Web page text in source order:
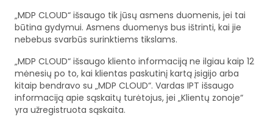
„MDP CLOUD“ išsaugo tik jūsų asmens duomenis, jei tai
būtina gydymui. Asmens duomenys bus ištrinti, kai jie
nebebus svarbūs surinktiems tikslams.
„MDP CLOUD“ išsaugo kliento informaciją ne ilgiau kaip 12
mėnesių po to, kai klientas paskutinį kartą įsigijo arba
kitaip bendravo su „MDP CLOUD“. Vardas IPT išsaugo
informaciją apie sąskaitų turėtojus, jei „Klientų zonoje“
yra užregistruota sąskaita.